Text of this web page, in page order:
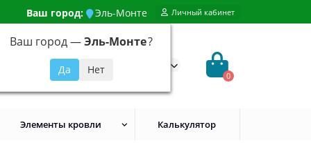
Ваш город: Эль-Монте
Ваш город —Эль-Монте?
Личный кабинет
648-92-94
0
Элементы кровли Калькулятор